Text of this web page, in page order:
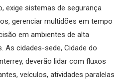
exige sistemas de segurança
gerenciar multidões em tempo
em ambientes de alta
As cidades-sede, Cidade do
deverão lidar com fluxos
veículos, atividades paralelas